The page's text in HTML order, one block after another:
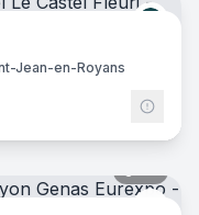
Jean-en-Royans